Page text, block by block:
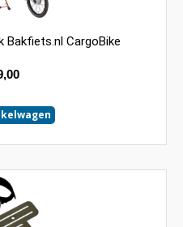
Bakfiets.nl CargoBike